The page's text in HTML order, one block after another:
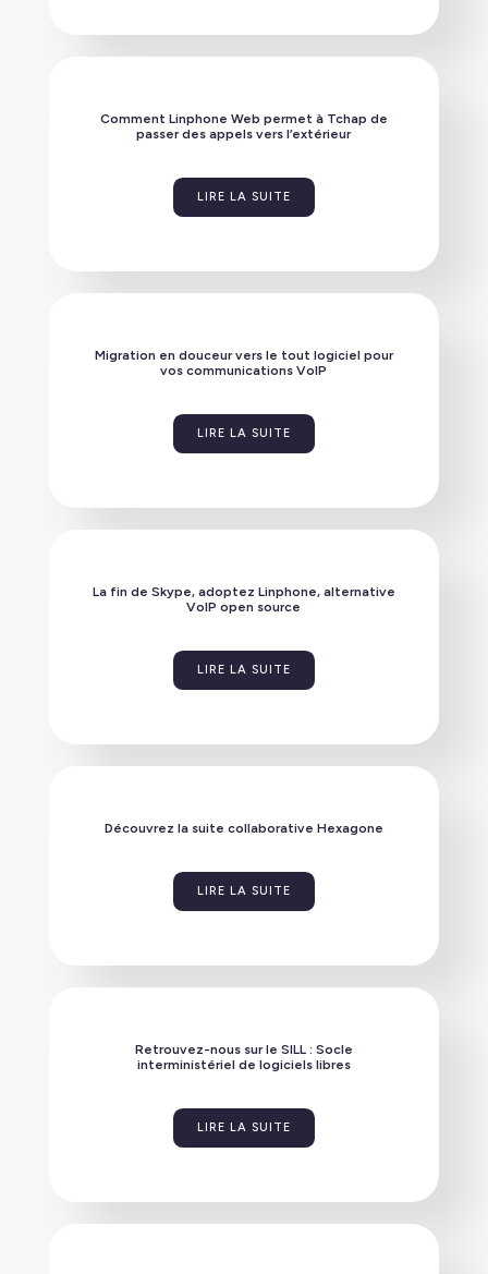
Comment Linphone Web permet à Tchap de
passer des appels vers l’extérieur
LIRE LA SUITE
Migration en douceur vers le tout logiciel pour
vos communications VoIP
LIRE LA SUITE
La fin de Skype, adoptez Linphone, alternative
VoIP open source
LIRE LA SUITE
Découvrez la suite collaborative Hexagone
LIRE LA SUITE
Retrouvez-nous sur le SILL : Socle
interministériel de logiciels libres
LIRE LA SUITE